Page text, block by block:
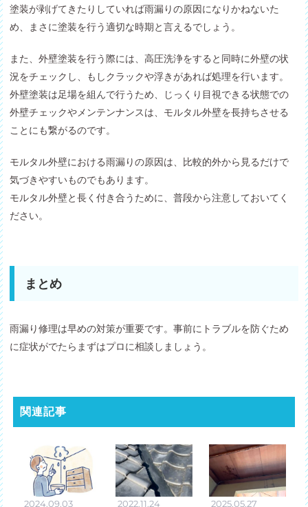
塗装が剥げてきたりしていれば雨漏りの原因になりかねないた
め、まさに塗装を行う適切な時期と言えるでしょう。
また、外壁塗装を行う際には、高圧洗浄をすると同時に外壁の状
況をチェックし、もしクラックや浮きがあれば処理を行います。
外壁塗装は足場を組んで行うため、じっくり目視できる状態での
外壁チェックやメンテンナンスは、モルタル外壁を長持ちさせる
ことにも繋がるのです。
モルタル外壁における雨漏りの原因は、比較的外から見るだけで
気づきやすいものでもあります。
モルタル外壁と長く付き合うために、普段から注意しておいてく
ださい。
まとめ
雨漏り修理は早めの対策が重要です。事前にトラブルを防ぐため
に症状がでたらまずはプロに相談しましょう。
関連記事
2024.09.03 2022.11.24 2025.05.27